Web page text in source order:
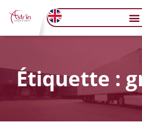
Étiquette :